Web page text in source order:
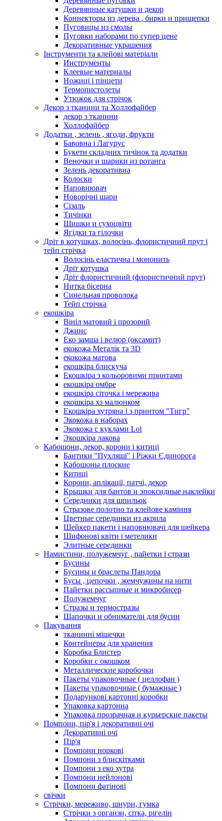
Деревянные катушки и декор
Коннекторы из дерева , бирки и прищепки
Пуговицы из смолы
Пуговки наборами по супер цене
Декоративные украшения
Інструменти та клейові матеріали
Инструменты
Клеевые материалы
Ножиці і пінцети
Термопистолеты
Утюжок для стрічок
Декор з тканини та Холлофайбер
декор з тканини
Холлофайбер
Додатки , зелень , ягоди, фрукти
Бавовна і Лагурус
Букети складних тичінок та додатки
Веночки и шарики из ротанга
Зелень декоративна
Колоски
Наповнювач
Новорічні шари
Сізаль
Тичінки
Шишки и сухоцвіти
Ягідки та гілочки
Дріт в котушках, волосінь, флористичний прут і
тейп стрічка
Волосінь еластична і мононить
Дріт котушка
Дріт флористичний (флористичний прут)
Нитка бісерна
Синельная проволока
Тейп стрічка
екошкіра
Вініл матовий і прозорий
Джинс
Еко замша і велюр (оксамит)
екокожа Металік та 3D
екокожа матова
екошкіра блискуча
Екошкіра з кольоровими принтами
екошкіра омбре
екошкіра сіточка і мережива
екошкіра хз малюнком
Екошкіра хутряна і з принтом "Тигр"
Экокожа в наборах
Экокожа с куклами Lol
Экошкiра лакова
Кабошони, декор, корони і китиці
Бантики "Пухляші" і Ріжки Єдинорога
Кабошоны плоские
Китиці
Корони, аплікації, патчі, декор
Крышки для бантов и эпоксидные наклейки
Серединки для шпильок
Стразове полотно та клейове каміння
Цветные серединки из акрила
Шейкер пакети і наповнювачі для шейкера
Шифонові квіти і метелики
Элитные серединки
Намистини, полужемчуг , пайетки і стрази
Бусины
Бусины и браслеты Пандора
Бусы , цепочки , жемчужины на нити
Пайетки рассыпные и микробисер
Полужемчуг
Стразы и термостразы
Шапочки и обниматели для бусин
Пакування
тканинні мішечки
Контейнеры для хранения
Коробка Блистер
Коробки с окошком
Металлические коробочки
Пакеты упаковочные ( целлофан )
Пакеты упаковочные ( бумажные )
Подарункові картонні коробки
Упаковка картонна
Упаковка прозрачная и курьерские пакеты
Помпони, пір'я і декоративні очі
Декоративні очі
Пір'я
Помпони норкові
Помпони з блискітками
Помпони з еко хутра
Помпони нейлонові
Помпони фатінові
свічки
Стрічки, мереживо, шнури, гумка
Стрічки з органзи, сітка, рігелін